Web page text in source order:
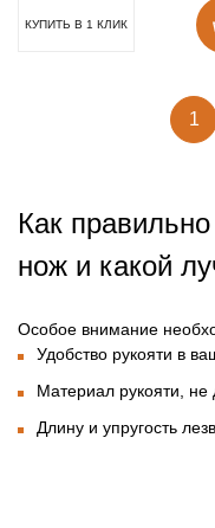
КУПИТЬ В 1 КЛИК
1
Как
нож и какой
Особое внимание
Удобство рукояти в
Материал рукояти, не
Длину и упругость